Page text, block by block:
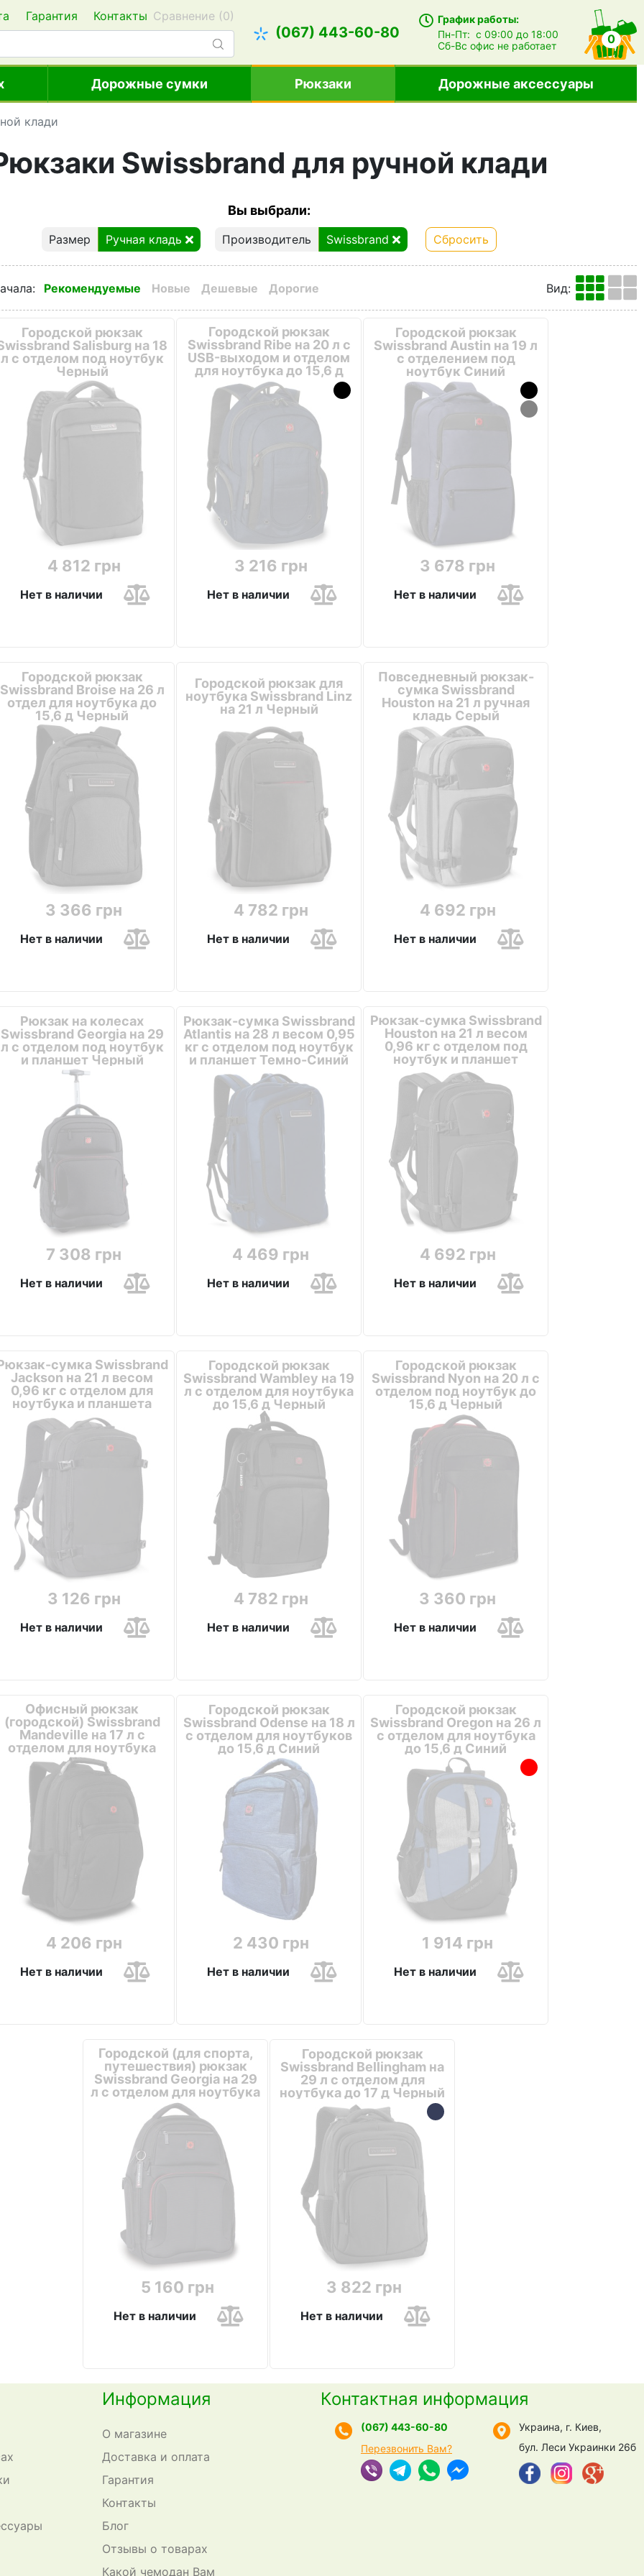
Гарантия Контакты Сравнение (0)
(067) 443-60-80
График работы:
Пн-Пт:с 09:00 до 18:00
Сб-Всофис не работает 0
Дорожные сумки Рюкзаки Дорожные аксессуары
клади
Swissbrand для ручной клади
Вы выбрали:
Размер Ручная кладь Производитель Swissbrand Сбросить
: Рекомендуемые Новые Дешевые Дорогие Вид:
Городской рюкзак
Salisburg на 18
л с отделом под ноутбук
Черный
4 812 грн
Нет в наличии
Городской рюкзак
Swissbrand Ribe на 20 л с
USB-выходом и отделом
для ноутбука до 15,6 д
Синий
3 216 грн
Нет в наличии
Городской рюкзак
Swissbrand Austin на 19 л
с отделением под
ноутбук Синий
3 678 грн
Нет в наличии
Городской рюкзак
Swissbrand Broise на 26 л
отдел для ноутбука до
15,6 д Черный
3 366 грн
Нет в наличии
Городской рюкзак для
ноутбука Swissbrand Linz
на 21 л Черный
4 782 грн
Нет в наличии
Повседневный рюкзак-
сумка Swissbrand
Houston на 21 л ручная
кладь Серый
4 692 грн
Нет в наличии
Рюкзак на колесах
Swissbrand Georgia на 29
л с отделом под ноутбук
и планшет Черный
7 308 грн
Нет в наличии
Рюкзак-сумка Swissbrand
Atlantis на 28 л весом 0,95
кг с отделом под ноутбук
и планшет Темно-Синий
4 469 грн
Нет в наличии
Рюкзак-сумка Swissbrand
Houston на 21 л весом
0,96 кг с отделом под
ноутбук и планшет
Черный
4 692 грн
Нет в наличии
сумка Swissbrand
Jackson на 21 л весом
0,96 кг с отделом для
ноутбука и планшета
Черный
3 126 грн
Нет в наличии
Городской рюкзак
Swissbrand Wambley на 19
л с отделом для ноутбука
до 15,6 д Черный
4 782 грн
Нет в наличии
Городской рюкзак
Swissbrand Nyon на 20 л с
отделом под ноутбук до
15,6 д Черный
3 360 грн
Нет в наличии
Офисный рюкзак
(городской) Swissbrand
Mandeville на 17 л с
отделом для ноутбука
Черный
4 206 грн
Нет в наличии
Городской рюкзак
Swissbrand Odense на 18 л
с отделом для ноутбуков
до 15,6 д Синий
2 430 грн
Нет в наличии
Городской рюкзак
Swissbrand Oregon на 26 л
с отделом для ноутбука
до 15,6 д Синий
1 914 грн
Нет в наличии
Городской (для спорта,
путешествия) рюкзак
Swissbrand Georgia на 29
л с отделом для ноутбука
Черный
5 160 грн
Нет в наличии
Городской рюкзак
Swissbrand Bellingham на
29 л с отделом для
ноутбука до 17 д Черный
3 822 грн
Нет в наличии
Информация
О магазине
Доставка и оплата
Гарантия
Контакты
Блог
Отзывы о товарах
Какой чемодан Вам
Контактная информация
(067) 443-60-80
Перезвонить Вам?
Украина, г. Киев,
бул. Леси Украинки 26б